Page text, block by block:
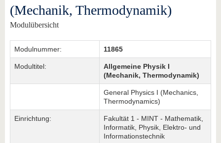
(Mechanik, Thermodynamik)
Modulübersicht
Modulnummer: 11865
Modultitel:
Allgemeine Physik I
(Mechanik, Thermodynamik)
General Physics I (Mechanics,
Thermodynamics)
Einrichtung:
Fakultät 1 - MINT - Mathematik,
Informatik, Physik, Elektro- und
Informationstechnik